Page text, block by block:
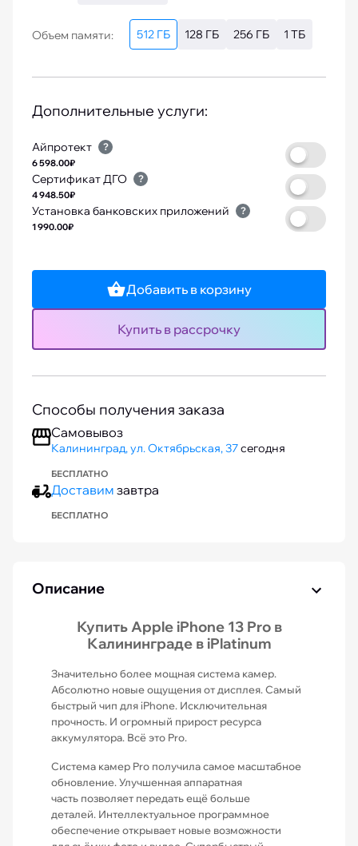
Объем памяти: 512 ГБ 128 ГБ 256 ГБ 1 ТБ
Дополнительные услуги:
Айпротект ?
6 598.00₽
Сертификат ДГО ?
4 948.50₽
Установка банковских приложений ?
1 990.00₽
Добавить в корзину
Купить в рассрочку
Способы получения заказа
Самовывоз
Калининград, ул. Октябрьская, 37сегодня
БЕСПЛАТНО
Доставим завтра
БЕСПЛАТНО
Описание
Купить Apple iPhone 13 Pro в
Калининграде в iPlatinum
Значительно более мощная система камер.
Абсолютно новые ощущения от дисплея. Самый
быстрый чип для iPhone. Исключительная
прочность. И огромный прирост ресурса
аккумулятора. Всё это Pro.
Система камер Pro получила самое масштабное
обновление. Улучшенная аппаратная
часть позволяет передать ещё больше
деталей. Интеллектуальное программное
обеспечение открывает новые возможности